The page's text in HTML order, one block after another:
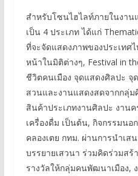
สำหรับโซนไฮไลท์ภายในงาน
เป็น 4 ประเภท ได้แก่
ที่จะจัดแสดงภาพของประเทศ
หน้าในมิติต่างๆ, Festival in
ชีวิตคนเมือง จุดแสดงศิลปะ
สวนและงานแสดงสดจากกลุ่
สินค้าประเภทงานศิลปะ งาน
เครื่องดื่ม เป็นต้น, กิจกรรมน
คลองเตย กทม. ผ่านการนำเ
บรรยายเสวนา ร่วมคิดร่วมส
รางวัลให้กลุ่มคนพัฒนาเมือง,